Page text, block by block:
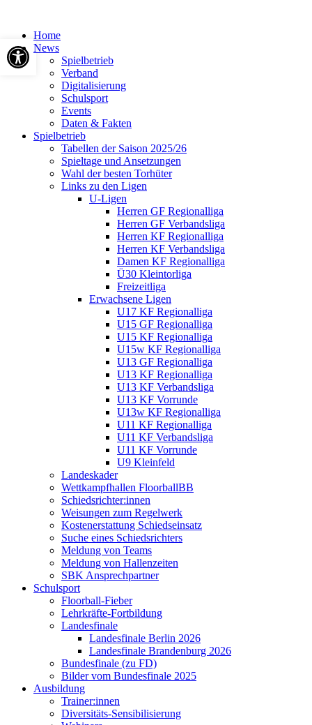
Home
News
Spielbetrieb
Verband
Digitalisierung
Schulsport
Events
Daten & Fakten
Spielbetrieb
Tabellen der Saison 2025/26
Spieltage und Ansetzungen
Wahl der besten Torhüter
Links zu den Ligen
U-Ligen
Herren GF Regionalliga
Herren GF Verbandsliga
Herren KF Regionalliga
Herren KF Verbandsliga
Damen KF Regionalliga
Ü30 Kleintorliga
Freizeitliga
Erwachsene Ligen
U17 KF Regionalliga
U15 GF Regionalliga
U15 KF Regionalliga
U15w KF Regionalliga
U13 GF Regionalliga
U13 KF Regionalliga
U13 KF Verbandsliga
U13 KF Vorrunde
U13w KF Regionalliga
U11 KF Regionalliga
U11 KF Verbandsliga
U11 KF Vorrunde
U9 Kleinfeld
Landeskader
Wettkampfhallen FloorballBB
Schiedsrichter:innen
Weisungen zum Regelwerk
Kostenerstattung Schiedseinsatz
Suche eines Schiedsrichters
Meldung von Teams
Meldung von Hallenzeiten
SBK Ansprechpartner
Schulsport
Floorball-Fieber
Lehrkräfte-Fortbildung
Landesfinale
Landesfinale Berlin 2026
Landesfinale Brandenburg 2026
Bundesfinale (zu FD)
Bilder vom Bundesfinale 2025
Ausbildung
Trainer:innen
Diversitäts-Sensibilisierung
Werkzeugleiste öffnen